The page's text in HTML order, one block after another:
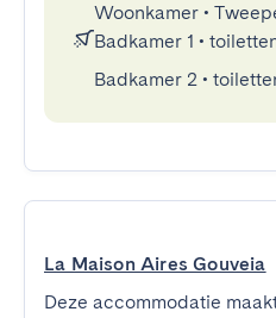
Woonkamer •
Badkamer 1 •
Badkamer 2 •
La Maison Aires Gouveia
Deze accommodatie